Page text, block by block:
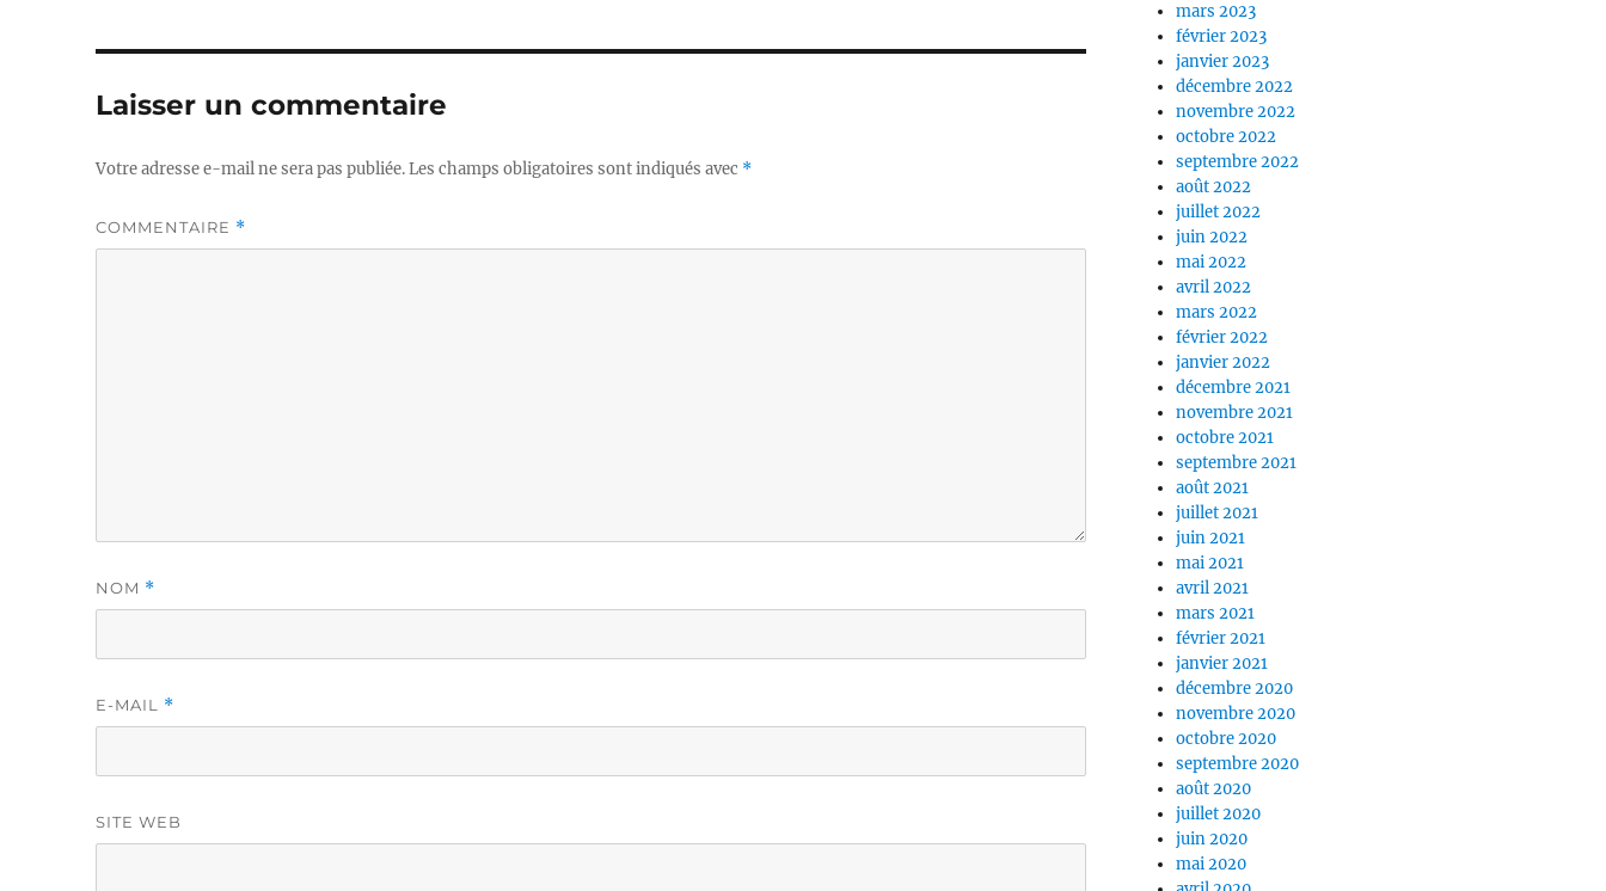
Laisser un commentaire
Votre adresse e-mail ne sera pas publiée.Les champs obligatoires sont indiqués avec *
COMMENTAIRE *
NOM *
E-MAIL *
SITE WEB
mars 2023
février 2023
janvier 2023
décembre 2022
novembre 2022
octobre 2022
septembre 2022
août 2022
juillet 2022
juin 2022
mai 2022
avril 2022
mars 2022
février 2022
janvier 2022
décembre 2021
novembre 2021
octobre 2021
septembre 2021
août 2021
juillet 2021
juin 2021
mai 2021
avril 2021
mars 2021
février 2021
janvier 2021
décembre 2020
novembre 2020
octobre 2020
septembre 2020
août 2020
juillet 2020
juin 2020
mai 2020